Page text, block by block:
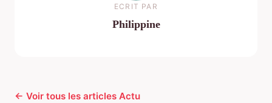
ECRIT PAR
Philippine
← Voir tous les articles Actu